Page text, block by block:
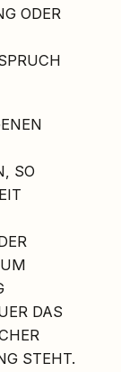
ODER
SO
DAS
STEHT.